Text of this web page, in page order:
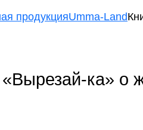
продукцияUmma-Land
«Вырезай-ка» о